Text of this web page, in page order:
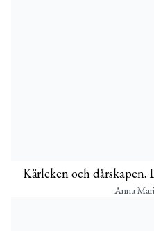
Kärleken och
Anna